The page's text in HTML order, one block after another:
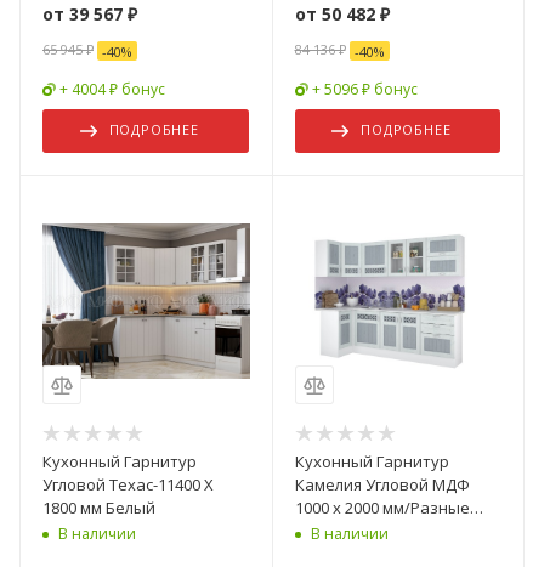
от 39 567 ₽
65 945 ₽ -40%
+ 4004 ₽ бонус
ПОДРОБНЕЕ
от 50 482 ₽
84 136 ₽ -40%
+ 5096 ₽ бонус
ПОДРОБНЕЕ
Кухонный Гарнитур
Угловой Техас-11400 Х
1800 мм Белый
В наличии
Кухонный Гарнитур
Камелия Угловой МДФ
1000 х 2000 мм/Разные
Цвета
В наличии